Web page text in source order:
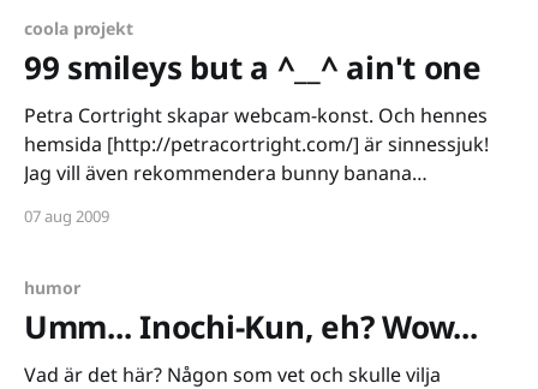
coola projekt
99 smileys but a ^__^ ain't one
Petra Cortright skapar webcam-konst. Och hennes
hemsida [http://petracortright.com/] är sinnessjuk!
Jag vill även rekommendera bunny banana
banana.html].
07 aug 2009
humor
Umm... Inochi-Kun, eh? Wow...
Vad är det här? Någon som vet och skulle vilja